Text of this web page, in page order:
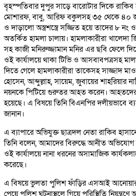
বৃহস্পতিবার দুপুর সাড়ে বারোটার দিকে রাকিব
মোশারফ, বাবু, আরিফ বকুলসহ ৩৫ থেকে ৪০
ও দাড়ালো অস্ত্রশস্ত্রে সজ্জিত হয়ে তাদের ৮ নং
অতর্কিত হামলা চালায়। হামলাকারীরা
সহ কাজী মনিরুজ্জামান মনির এর ছবি ফেলে
ওই কার্যালয়ে থাকা টিভি ও আসবাবপত্রসহ
দিতে গেলে হামলাকারীরা তাকেসহ সাজ্জাদ
হোসেন, আব্দুল্লাহ, সায়েম, জুবায়ের শাহরিয়ার
নয়নকে পিটিয়ে গুরুতর আহত করেন। আহতদের
হয়েছে। এ বিষয়ে তিনি বিএনপির দলীয়ভাবে
জানান।
এ ব্যাপারে অভিযুক্ত ছাত্রদল নেতা রাকিব
তিনি বলেন, আমাদের বিরুদ্ধে আনীত অভিযোগ
ওই কার্যালয়ে নানা ধরনের অসামাজিক
করেছে।
এ বিষয়ে ভুলতা পুলিশ ফাঁড়ির এসআই
পেয়ে পুলিশ ঘটনাস্থলে গিয়ে পরিস্থিতি